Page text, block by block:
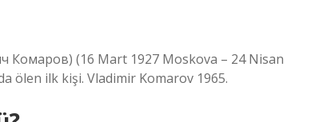
Комаров) (16 Mart 1927 Moskova – 24 Nisan
ölen ilk kişi. Vladimir Komarov 1965.